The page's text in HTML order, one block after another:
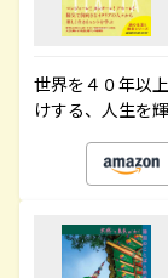
世界を４０年以
けする、人生を